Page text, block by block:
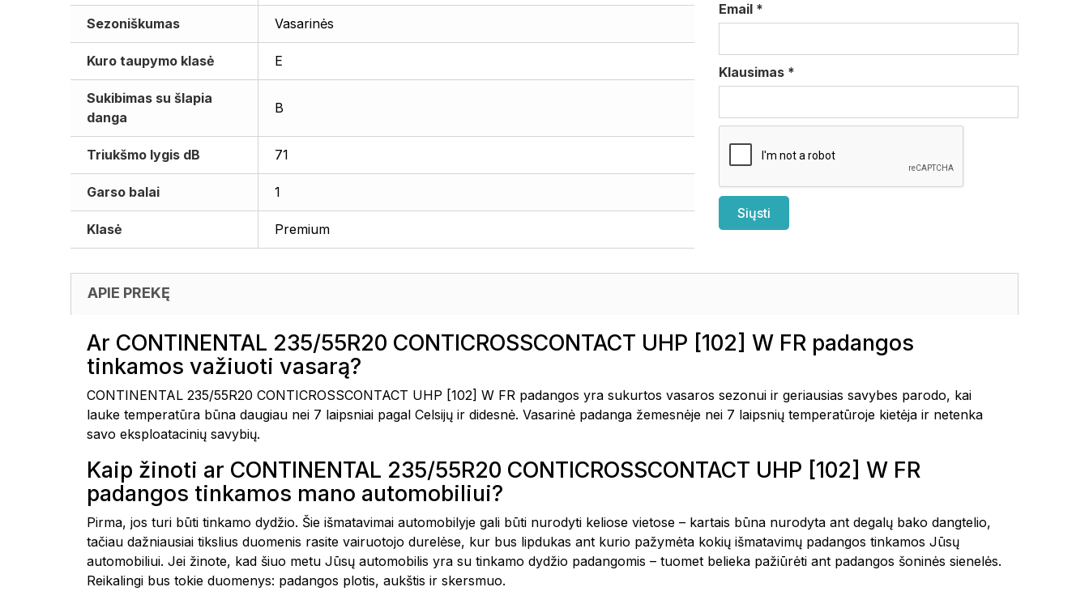
Sezoniškumas Vasarinės
Kuro taupymo klasė E
Sukibimas su šlapia
danga
B
Triukšmo lygis dB 71
Garso balai 1
Klasė Premium
Email *
Klausimas *
APIE PREKĘ
Ar CONTINENTAL 235/55R20 CONTICROSSCONTACT UHP [102] W FR padangos
tinkamos važiuoti vasarą?
CONTINENTAL 235/55R20 CONTICROSSCONTACT UHP [102] W FR padangos yra sukurtos vasaros sezonui ir geriausias savybes parodo, kai
lauke temperatūra būna daugiau nei 7 laipsniai pagal Celsijų ir didesnė. Vasarinė padanga žemesnėje nei 7 laipsnių temperatūroje kietėja ir netenka
savo eksploatacinių savybių.
Kaip žinoti ar CONTINENTAL 235/55R20 CONTICROSSCONTACT UHP [102] W FR
padangos tinkamos mano automobiliui?
Pirma, jos turi būti tinkamo dydžio. Šie išmatavimai automobilyje gali būti nurodyti keliose vietose – kartais būna nurodyta ant degalų bako dangtelio,
tačiau dažniausiai tikslius duomenis rasite vairuotojo durelėse, kur bus lipdukas ant kurio pažymėta kokių išmatavimų padangos tinkamos Jūsų
automobiliui. Jei žinote, kad šiuo metu Jūsų automobilis yra su tinkamo dydžio padangomis – tuomet belieka pažiūrėti ant padangos šoninės sienelės.
Reikalingi bus tokie duomenys: padangos plotis, aukštis ir skersmuo.